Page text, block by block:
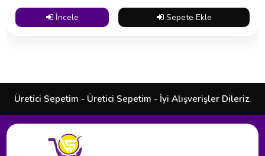
İncele Sepete Ekle
Üretici Sepetim - Üretici Sepetim - İyi Alışverişler Dileriz.